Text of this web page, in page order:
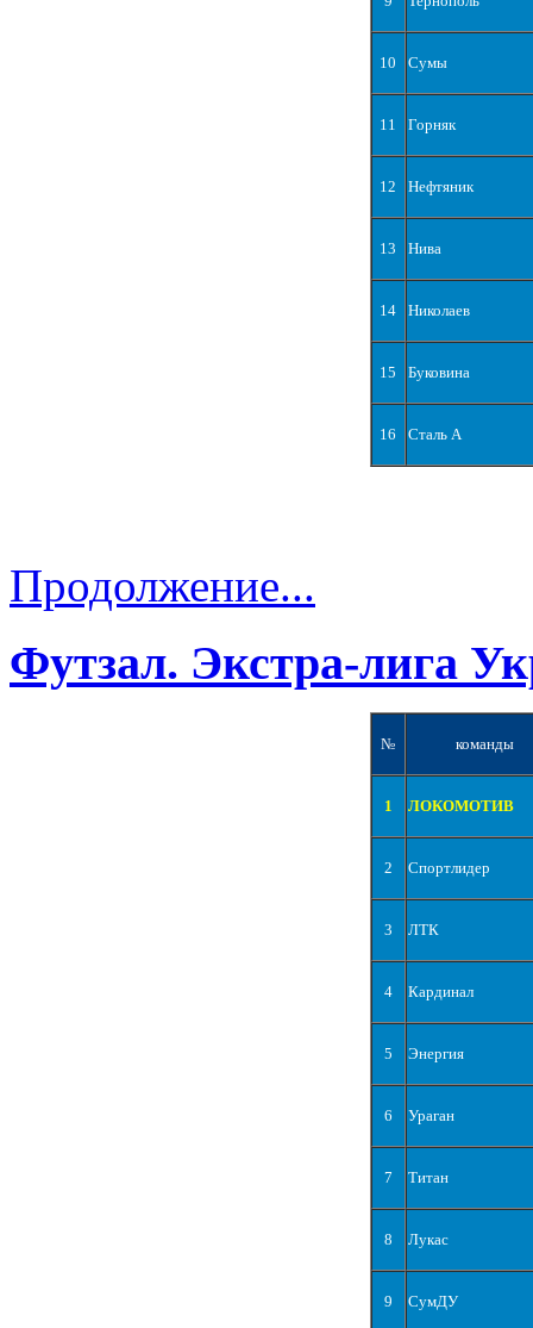
10 Сумы
11 Горняк
12 Нефтяник
13 Нива
14 Николаев
15 Буковина
16 Сталь А
Продолжение...
Футзал. Экстра-лига
№ команды
1 ЛОКОМОТИВ
2 Спортлидер
3 ЛТК
4 Кардинал
5 Энергия
6 Ураган
7 Титан
8 Лукас
9 СумДУ